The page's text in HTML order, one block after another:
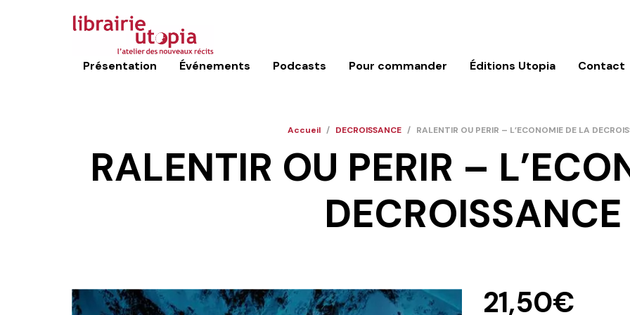
Présentation Événements Podcasts Pour commander Éditions Utopia Contact
Accueil / DECROISSANCE / RALENTIR OU PERIR – L’ECONOMIE DE LA
RALENTIR OU PERIR –
DECROISSANCE
21,50€